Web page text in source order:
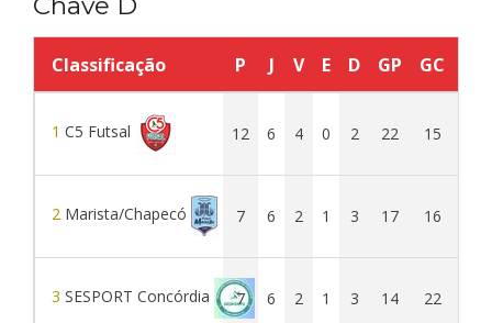
Classificação P J V E D GP GC
1 C5 Futsal 12 6 4 0 2 22 15
2 Marista/Chapecó 7 6 2 1 3 17 16
3 SESPORT Concórdia 7 6 2 1 3 14 22